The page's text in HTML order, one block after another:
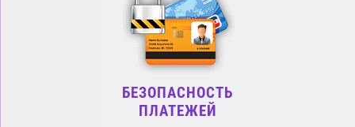
БЕЗОПАСНОСТЬ
ПЛАТЕЖЕЙ